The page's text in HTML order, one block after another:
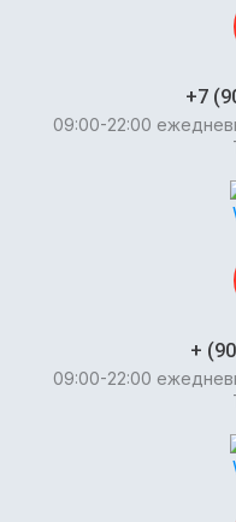
+7
09:00-22:00
+
09:00-22:00